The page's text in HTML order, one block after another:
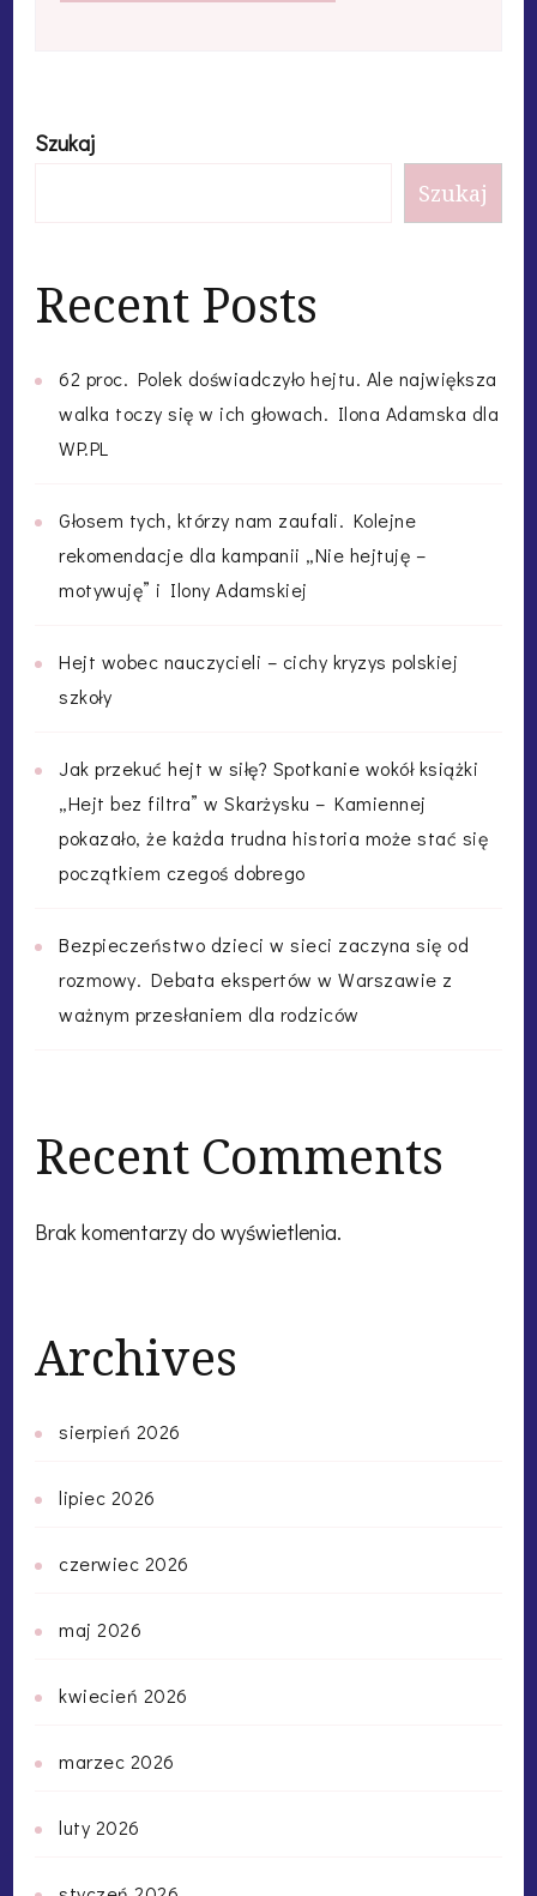
Szukaj
Szukaj
Recent Posts
62 proc. Polek doświadczyło hejtu. Ale największa
walka toczy się w ich głowach. Ilona Adamska dla
WP.PL
Głosem tych, którzy nam zaufali. Kolejne
rekomendacje dla kampanii „Nie hejtuję –
motywuję” i Ilony Adamskiej
Hejt wobec nauczycieli – cichy kryzys polskiej
szkoły
Jak przekuć hejt w siłę? Spotkanie wokół książki
„Hejt bez filtra” w Skarżysku – Kamiennej
pokazało, że każda trudna historia może stać się
początkiem czegoś dobrego
Bezpieczeństwo dzieci w sieci zaczyna się od
rozmowy. Debata ekspertów w Warszawie z
ważnym przesłaniem dla rodziców
Recent Comments
Brak komentarzy do wyświetlenia.
Archives
sierpień 2026
lipiec 2026
czerwiec 2026
maj 2026
kwiecień 2026
marzec 2026
luty 2026